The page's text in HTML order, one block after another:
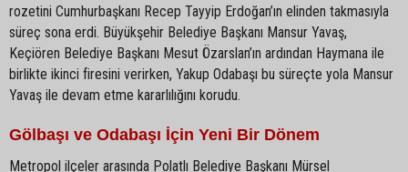
rozetini Cumhurbaşkanı Recep Tayyip Erdoğan’ın elinden takmasıyla
süreç sona erdi. Büyükşehir Belediye Başkanı Mansur Yavaş,
Keçiören Belediye Başkanı Mesut Özarslan’ın ardından Haymana ile
birlikte ikinci firesini verirken, Yakup Odabaşı bu süreçte yola Mansur
Yavaş ile devam etme kararlılığını korudu.
Gölbaşı ve Odabaşı İçin Yeni Bir Dönem
Metropol ilçeler arasında Polatlı Belediye Başkanı Mürsel